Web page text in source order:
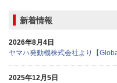
新着情報
2026年8月4日
ヤマハ発動機株式会社より【
2025年12月5日